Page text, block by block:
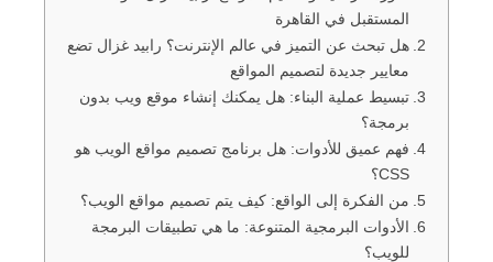
المستقبل في القاهرة
هل تبحث عن التميز في عالم الإنترنت؟ رابيد غزال تضع
معايير جديدة لتصميم المواقع
تبسيط عملية البناء: هل يمكنك إنشاء موقع ويب بدون
برمجة؟
فهم عميق للأدوات: هل برنامج تصميم مواقع الويب هو
CSS؟
من الفكرة إلى الواقع: كيف يتم تصميم مواقع الويب؟
الأدوات البرمجية المتنوعة: ما هي تطبيقات البرمجة
للويب؟